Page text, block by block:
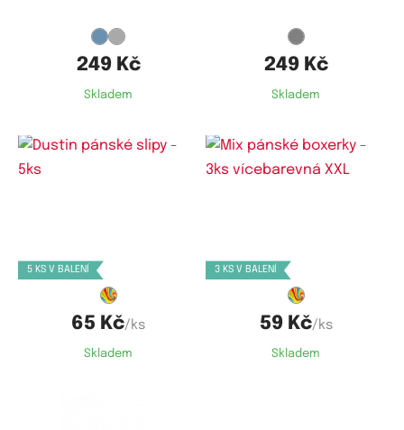
249 Kč
Skladem
249 Kč
Skladem
5 KS V BALENÍ
65 Kč/ks
Skladem
3 KS V BALENÍ
59 Kč/ks
Skladem